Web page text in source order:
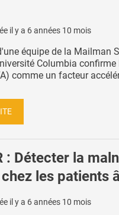
il y a 6 années 10 mois
équipe de la Mailman
Columbia confirme
comme un facteur
: Détecter la
les patients
il y a 6 années 10 mois